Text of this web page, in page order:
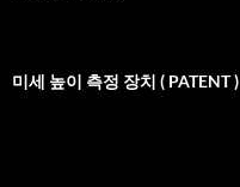
미세 높이 측정 장치 ( PATENT )